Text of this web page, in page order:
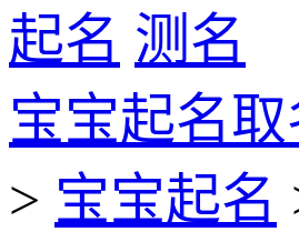
起名 测名
宝宝起名
> 宝宝起名